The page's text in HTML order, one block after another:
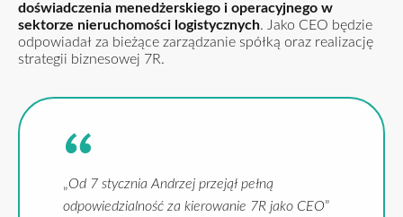
doświadczenia menedżerskiego i operacyjnego w
sektorze nieruchomości logistycznych. Jako CEO będzie
odpowiadał za bieżące zarządzanie spółką oraz realizację
strategii biznesowej 7R.
„Od 7 stycznia Andrzej przejął pełną
odpowiedzialność za kierowanie 7R jako CEO”